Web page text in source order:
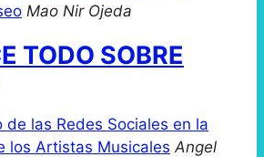
Mao Nir Ojeda
TODO SOBRE
de las Redes Sociales en la
los Artistas Musicales Angel